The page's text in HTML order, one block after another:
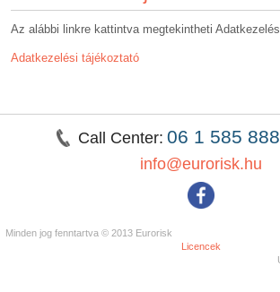
Az alábbi linkre kattintva megtekintheti
Adatkezelési tájékoztató
Call Center: 06 1 585
info@eurorisk.hu
Minden jog fenntartva © 2013 Eurorisk
Licencek